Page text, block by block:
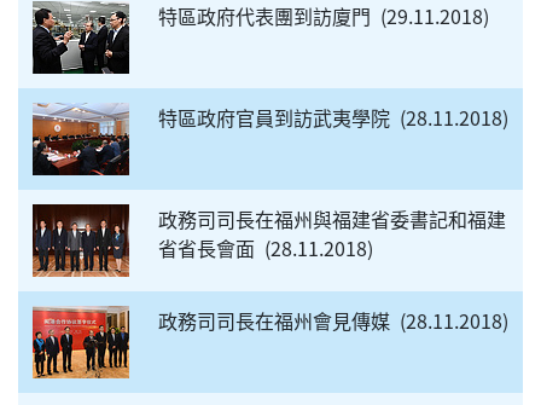
特區政府代表團到訪廈門 29.11.2018
特區政府官員到訪武夷學院 28.11.2018
政務司司長在福州與福建省委書記和福建
省省長會面 28.11.2018
政務司司長在福州會見傳媒 28.11.2018